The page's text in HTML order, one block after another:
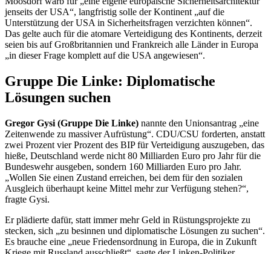
jenseits der USA“, langfristig solle der Kontinent „auf die
Unterstützung der USA in Sicherheitsfragen verzichten können“.
Das gelte auch für die atomare Verteidigung des Kontinents, derzeit
seien bis auf Großbritannien und Frankreich alle Länder in Europa
„in dieser Frage komplett auf die USA angewiesen“.
Gruppe Die Linke: Diplomatische
Lösungen suchen
Gregor Gysi (Gruppe Die Linke) nannte den Unionsantrag „eine
Zeitenwende zu massiver Aufrüstung“. CDU/CSU forderten, anstatt
zwei Prozent vier Prozent des BIP für Verteidigung auszugeben, das
hieße, Deutschland werde nicht 80 Milliarden Euro pro Jahr für die
Bundeswehr ausgeben, sondern 160 Milliarden Euro pro Jahr.
„Wollen Sie einen Zustand erreichen, bei dem für den sozialen
Ausgleich überhaupt keine Mittel mehr zur Verfügung stehen?“,
fragte Gysi.
Er plädierte dafür, statt immer mehr Geld in Rüstungsprojekte zu
stecken, sich „zu besinnen und diplomatische Lösungen zu suchen“.
Es brauche eine „neue Friedensordnung in Europa, die in Zukunft